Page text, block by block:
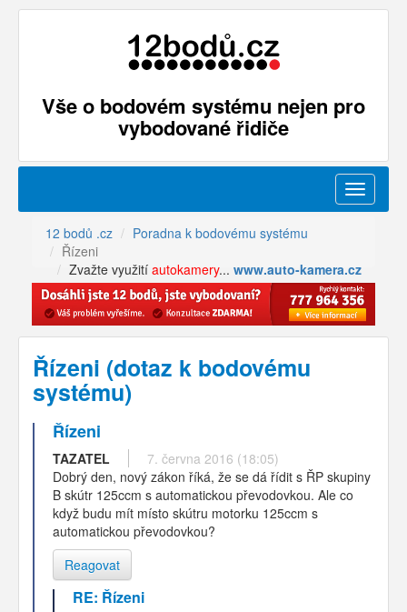
Vše o bodovém systému nejen pro
vybodované řidiče
Menu
12 bodů .cz
Poradna k bodovému systému
Řízeni
Zvažte využití autokamery... www.auto-kamera.cz
Řízeni (dotaz k bodovému
systému)
Řízeni
TAZATEL
7. června 2016 (18:05)
Dobrý den, nový zákon říká, že se dá řídit s ŘP skupiny
B skútr 125ccm s automatickou převodovkou. Ale co
když budu mít místo skútru motorku 125ccm s
automatickou převodovkou?
Reagovat
RE: Řízeni